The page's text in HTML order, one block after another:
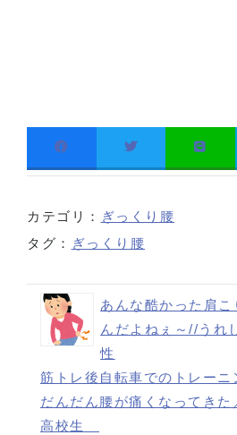
カテゴリ： ぎっくり腰
タグ： ぎっくり腰
あんな酷かった肩こ
んだよねぇ～//う
性
筋トレ後自転車でのトレーニ
だんだん腰が痛くなってきた
高校生